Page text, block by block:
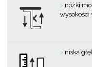
> nóżki
wysokości
> niska